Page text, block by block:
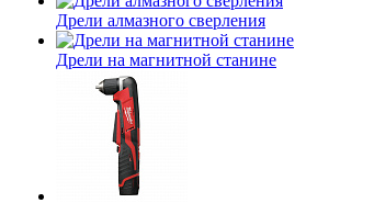
Дрели алмазного сверления
Дрели на магнитной станине